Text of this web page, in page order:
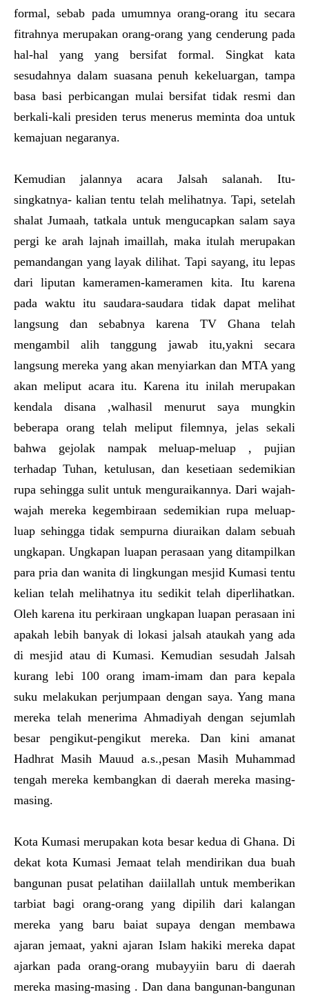
formal, sebab pada umumnya orang-orang itu secara
fitrahnya merupakan orang-orang yang cenderung pada
hal-hal yang yang bersifat formal. Singkat kata
sesudahnya dalam suasana penuh kekeluargan, tampa
basa basi perbicangan mulai bersifat tidak resmi dan
berkali-kali presiden terus menerus meminta doa untuk
kemajuan negaranya.
Kemudian jalannya acara Jalsah salanah. Itu-
singkatnya- kalian tentu telah melihatnya. Tapi, setelah
shalat Jumaah, tatkala untuk mengucapkan salam saya
pergi ke arah lajnah imaillah, maka itulah merupakan
pemandangan yang layak dilihat. Tapi sayang, itu lepas
dari liputan kameramen-kameramen kita. Itu karena
pada waktu itu saudara-saudara tidak dapat melihat
langsung dan sebabnya karena TV Ghana telah
mengambil alih tanggung jawab itu,yakni secara
langsung mereka yang akan menyiarkan dan MTA yang
akan meliput acara itu. Karena itu inilah merupakan
kendala disana ,walhasil menurut saya mungkin
beberapa orang telah meliput filemnya, jelas sekali
bahwa gejolak nampak meluap-meluap , pujian
terhadap Tuhan, ketulusan, dan kesetiaan sedemikian
rupa sehingga sulit untuk menguraikannya. Dari wajah-
wajah mereka kegembiraan sedemikian rupa meluap-
luap sehingga tidak sempurna diuraikan dalam sebuah
ungkapan. Ungkapan luapan perasaan yang ditampilkan
para pria dan wanita di lingkungan mesjid Kumasi tentu
kelian telah melihatnya itu sedikit telah diperlihatkan.
Oleh karena itu perkiraan ungkapan luapan perasaan ini
apakah lebih banyak di lokasi jalsah ataukah yang ada
di mesjid atau di Kumasi. Kemudian sesudah Jalsah
kurang lebi 100 orang imam-imam dan para kepala
suku melakukan perjumpaan dengan saya. Yang mana
mereka telah menerima Ahmadiyah dengan sejumlah
besar pengikut-pengikut mereka. Dan kini amanat
Hadhrat Masih Mauud a.s.,pesan Masih Muhammad
tengah mereka kembangkan di daerah mereka masing-
masing.
Kota Kumasi merupakan kota besar kedua di Ghana. Di
dekat kota Kumasi Jemaat telah mendirikan dua buah
bangunan pusat pelatihan daiilallah untuk memberikan
tarbiat bagi orang-orang yang dipilih dari kalangan
mereka yang baru baiat supaya dengan membawa
ajaran jemaat, yakni ajaran Islam hakiki mereka dapat
ajarkan pada orang-orang mubayyiin baru di daerah
mereka masing-masing . Dan dana bangunan-bangunan